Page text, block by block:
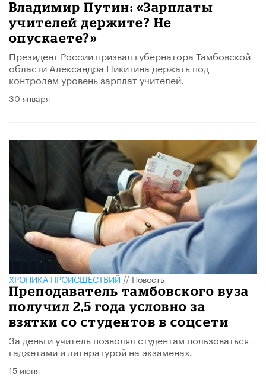
Владимир Путин: «Зарплаты
учителей держите? Не
опускаете?»
Президент России призвал губернатора Тамбовской
области Александра Никитина держать под
контролем уровень зарплат учителей.
30 января
ХРОНИКА ПРОИСШЕСТВИЙ//Новость
Преподаватель тамбовского вуза
получил 2,5 года условно за
взятки со студентов в соцсети
За деньги учитель позволял студентам пользоваться
гаджетами и литературой на экзаменах.
15 июня